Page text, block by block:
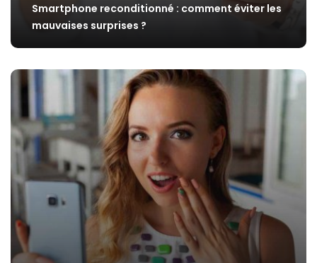
Smartphone reconditionné : comment éviter les
mauvaises surprises ?